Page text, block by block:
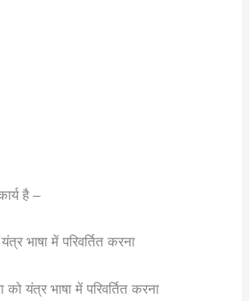
है –
भाषा में परिवर्तित करना
को यंत्र भाषा में परिवर्तित करना